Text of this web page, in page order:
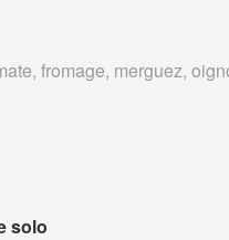
fromage, merguez,
solo